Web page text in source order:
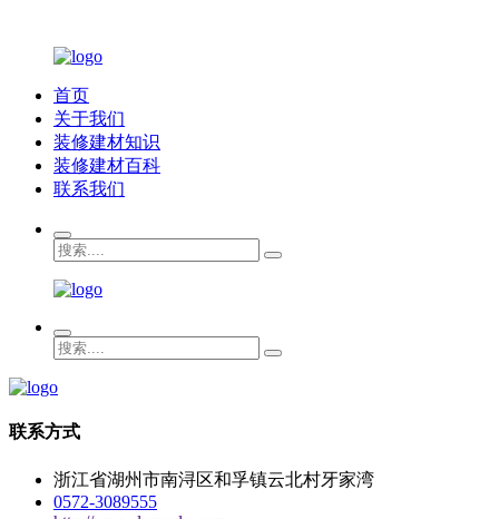
首页
关于我们
装修建材知识
装修建材百科
联系我们
联系方式
浙江省湖州市南浔区和孚镇云北村牙家湾
0572-3089555